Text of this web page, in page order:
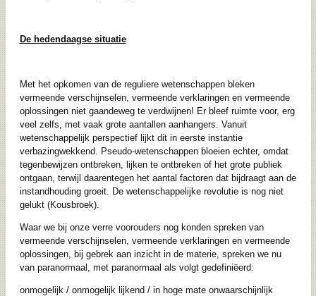
De hedendaagse situatie
Met het opkomen van de reguliere wetenschappen bleken
vermeende verschijnselen, vermeende verklaringen en vermeende
oplossingen niet gaandeweg te verdwijnen! Er bleef ruimte voor, erg
veel zelfs, met vaak grote aantallen aanhangers. Vanuit
wetenschappelijk perspectief lijkt dit in eerste instantie
verbazingwekkend. Pseudo-wetenschappen bloeien echter, omdat
tegenbewijzen ontbreken, lijken te ontbreken of het grote publiek
ontgaan, terwijl daarentegen het aantal factoren dat bijdraagt aan de
instandhouding groeit. De wetenschappelijke revolutie is nog niet
gelukt (Kousbroek).
Waar we bij onze verre voorouders nog konden spreken van
vermeende verschijnselen, vermeende verklaringen en vermeende
oplossingen, bij gebrek aan inzicht in de materie, spreken we nu
van paranormaal, met paranormaal als volgt gedefiniëerd:
onmogelijk / onmogelijk lijkend / in hoge mate onwaarschijnlijk